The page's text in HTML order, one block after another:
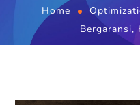
Home
Bergaransi,